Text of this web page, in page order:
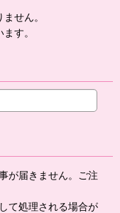
せん。
す。
が届きません。ご注
て処理される場合が